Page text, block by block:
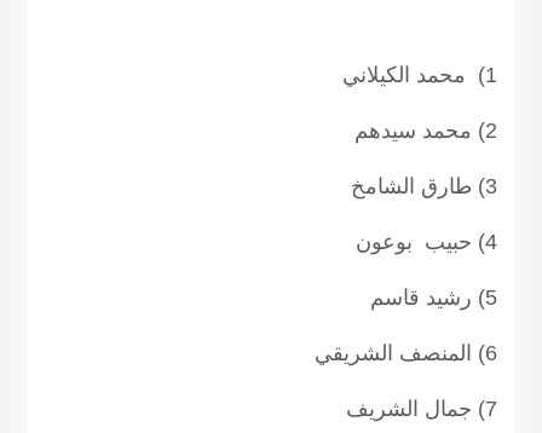
1) محمد الكيلاني
2) محمد سيدهم
3) طارق الشامخ
4) حبيب بوعون
5) رشيد قاسم
6) المنصف الشريقي
7) جمال الشريف